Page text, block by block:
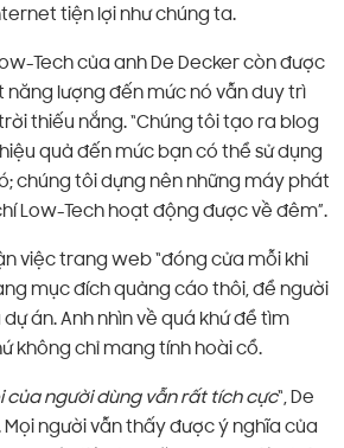
tiện lợi như chúng ta.
Tech của anh De Decker còn được
năng lượng đến mức nó vẫn duy trì
thiếu nắng. “Chúng tôi tạo ra blog
quả đến mức bạn có thể sử dụng
chúng tôi dựng nên những máy phát
Low-Tech hoạt động được về đêm”.
việc trang web “đóng cửa mỗi khi
mục đích quảng cáo thôi, để người
án. Anh nhìn về quá khứ để tìm
không chỉ mang tính hoài cổ.
của người dùng vẫn rất tích cực“, De
Mọi người vẫn thấy được ý nghĩa của